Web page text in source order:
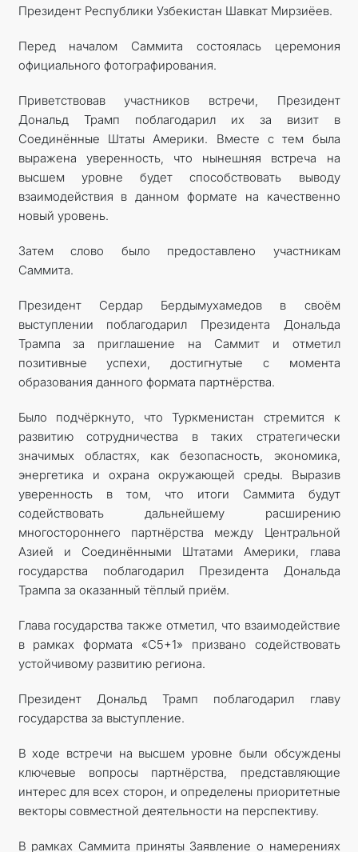
Президент Республики Узбекистан Шавкат Мирзиёев.
Перед началом Саммита состоялась церемония
официального фотографирования.
Приветствовав участников встречи, Президент
Дональд Трамп поблагодарил их за визит в
Соединённые Штаты Америки. Вместе с тем была
выражена уверенность, что нынешняя встреча на
высшем уровне будет способствовать выводу
взаимодействия в данном формате на качественно
новый уровень.
Затем слово было предоставлено участникам
Саммита.
Президент Сердар Бердымухамедов в своём
выступлении поблагодарил Президента Дональда
Трампа за приглашение на Саммит и отметил
позитивные успехи, достигнутые с момента
образования данного формата партнёрства.
Было подчёркнуто, что Туркменистан стремится к
развитию сотрудничества в таких стратегически
значимых областях, как безопасность, экономика,
энергетика и охрана окружающей среды. Выразив
уверенность в том, что итоги Саммита будут
содействовать дальнейшему расширению
многостороннего партнёрства между Центральной
Азией и Соединёнными Штатами Америки, глава
государства поблагодарил Президента Дональда
Трампа за оказанный тёплый приём.
Глава государства также отметил, что взаимодействие
в рамках формата «С5+1» призвано содействовать
устойчивому развитию региона.
Президент Дональд Трамп поблагодарил главу
государства за выступление.
В ходе встречи на высшем уровне были обсуждены
ключевые вопросы партнёрства, представляющие
интерес для всех сторон, и определены приоритетные
векторы совместной деятельности на перспективу.
В рамках Саммита приняты Заявление о намерениях